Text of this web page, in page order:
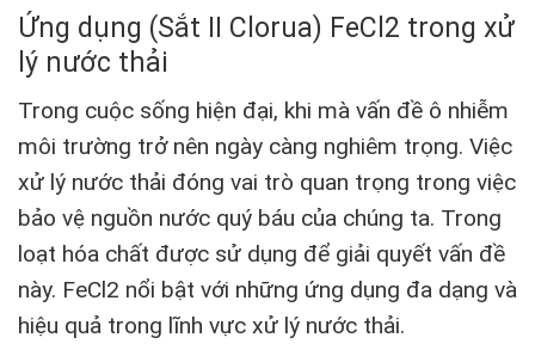
Ứng dụng (Sắt II Clorua) FeCl2 trong xử
lý nước thải
Trong cuộc sống hiện đại, khi mà vấn đề ô nhiễm
môi trường trở nên ngày càng nghiêm trọng. Việc
xử lý nước thải đóng vai trò quan trọng trong việc
bảo vệ nguồn nước quý báu của chúng ta. Trong
loạt hóa chất được sử dụng để giải quyết vấn đề
này. FeCl2 nổi bật với những ứng dụng đa dạng và
hiệu quả trong lĩnh vực xử lý nước thải.